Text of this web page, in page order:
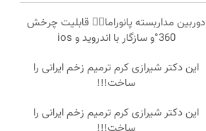
دوربین مداربسته پانوراما👈🏻 قابلیت چرخش
360°و سازگار با اندروید و ios
این دکتر شیرازی کرم ترمیم زخم ایرانی را
ساخت!!!
این دکتر شیرازی کرم ترمیم زخم ایرانی را